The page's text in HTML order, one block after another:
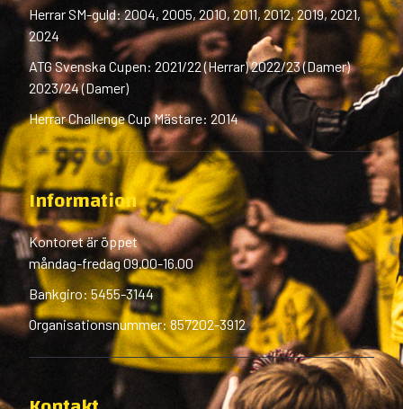
Herrar SM-guld: 2004, 2005, 2010, 2011, 2012, 2019, 2021,
2024
ATG Svenska Cupen: 2021/22 (Herrar) 2022/23 (Damer)
2023/24 (Damer)
Herrar Challenge Cup Mästare: 2014
Information
Kontoret är öppet
måndag-fredag 09.00-16.00
Bankgiro: 5455-3144
Organisationsnummer: 857202-3912